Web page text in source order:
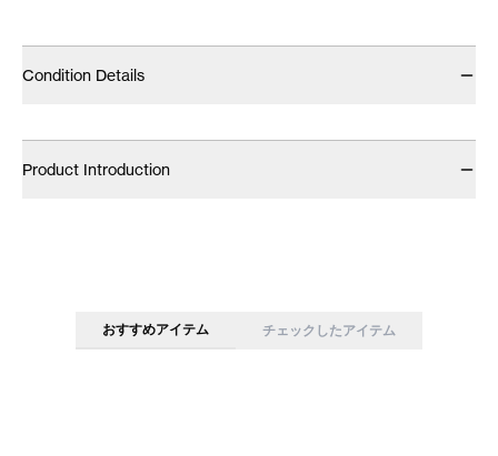
Condition Details
Product Introduction
おすすめアイテム チェックしたアイテム